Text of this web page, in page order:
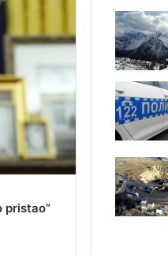
pristao”